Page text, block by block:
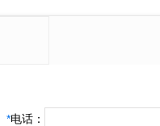
*电话：